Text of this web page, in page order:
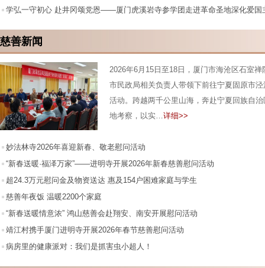
动
学弘一守初心 赴井冈颂党恩——厦门虎溪岩寺参学团走进革命圣地深化爱国
慈善新闻
2026年6月15日至18日，厦门市海沧区石室
市民政局相关负责人带领下前往宁夏固原市
活动。跨越两千公里山海，奔赴宁夏回族自
地考察，以实…详细>>
妙法林寺2026年喜迎新春、敬老慰问活动
“新春送暖·福泽万家”——进明寺开展2026年新春慈善慰问活动
超24.3万元慰问金及物资送达 惠及154户困难家庭与学生
慈善年夜饭 温暖2200个家庭
我市举办2026年慈善年夜饭发放仪式，为困难群众提前送上新春祝福
“新春送暖情意浓” 鸿山慈善会赴翔安、南安开展慰问活动
靖江村携手厦门进明寺开展2026年春节慈善慰问活动
病房里的健康派对：我们是抓害虫小超人！